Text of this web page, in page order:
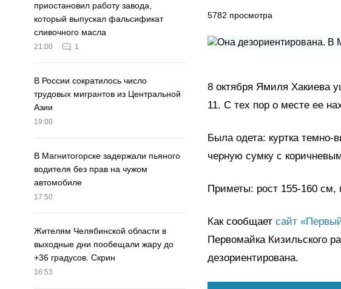
приостановил работу завода,
который выпускал фальсификат
сливочного масла
21:00 1
В России сократилось число
трудовых мигрантов из Центральной
Азии
19:00
В Магнитогорске задержали пьяного
водителя без прав на чужом
автомобиле
17:50
Жителям Челябинской области в
выходные дни пообещали жару до
+36 градусов. Скрин
16:53
5782 просмотра
8 октября Ямиля Хакиева
11. С тех пор о месте ее
Была одета: куртка
черную сумку с
Приметы: рост 155-160 см,
Как сообщает сайт
Первомайка Кизильского
дезориентирована.